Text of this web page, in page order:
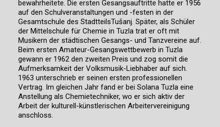
bewahrheitete. Die ersten Gesangsauftritte hatte er 1956
auf den Schulveranstaltungen und -festen in der
Gesamtschule des StadtteilsTušanj. Später, als Schüler
der Mittelschule für Chemie in Tuzla trat er oft mit
Musikern der städtischen Gesangs- und Tanzvereine auf.
Beim ersten Amateur-Gesangswettbewerb in Tuzla
gewann er 1962 den zweiten Preis und zog somit die
Aufmerksamkeit der Volksmusik-Liebhaber auf sich.
1963 unterschrieb er seinen ersten professionellen
Vertrag. Im gleichen Jahr fand er bei Solana Tuzla eine
Anstellung als Chemietechniker, wo er sich aktiv der
Arbeit der kulturell-künstlerischen Arbeitervereinigung
anschloss.